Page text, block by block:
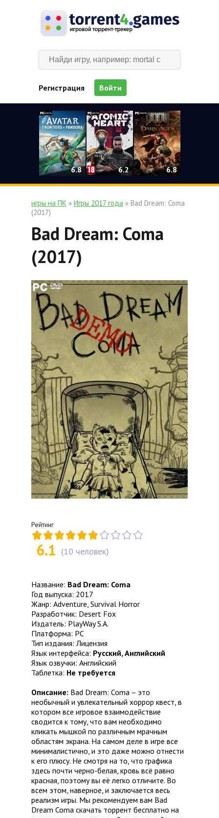
Регистрация Войти
6.8 6.2 6.8
игры на ПК » Игры 2017 года » Bad Dream: Coma
(2017)
Bad Dream: Coma
(2017)
Рейтинг
6.1 (10 человек)
Название: Bad Dream: Coma
Год выпуска: 2017
Жанр: Adventure, Survival Horror
Разработчик: Desert Fox
Издатель: PlayWay S.A.
Платформа: PC
Тип издания: Лицензия
Язык интерфейса: Русский, Английский
Язык озвучки: Английский
Таблетка: Не требуется
Описание: Bad Dream: Coma – это
необычный и увлекательный хоррор квест, в
котором все игровое взаимодействие
сводится к тому, что вам необходимо
кликать мышкой по различным мрачным
областям экрана. На самом деле в игре все
минималистично, и это даже можно отнести
к его плюсу. Не смотря на то, что графика
здесь почти черно-белая, кровь всё равно
красная, поэтому вы её легко отличите. Во
всем этом, наверное, и заключается весь
реализм игры. Мы рекомендуем вам Bad
Dream Coma скачать торрент бесплатно на